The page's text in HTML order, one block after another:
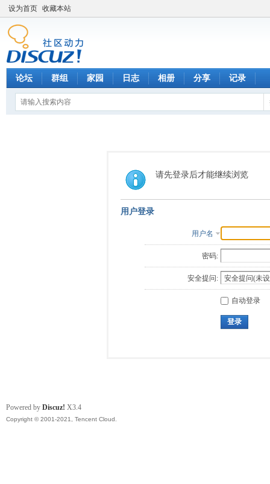
设为首页 收藏本站
论坛 群组 家园 日志 相册 分享 记录
请先登录后才能继续浏览
用户登录
用户名
密码:
安全提问:
自动登录
登录
Powered by Discuz! X3.4
Copyright © 2001-2021, Tencent Cloud.